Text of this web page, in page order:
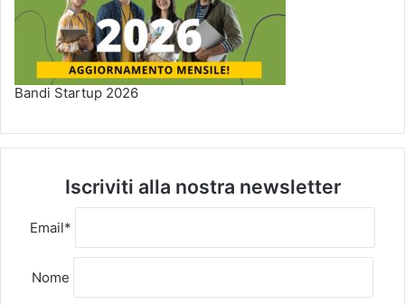
Bandi Startup 2026
Iscriviti alla nostra newsletter
Email*
Nome